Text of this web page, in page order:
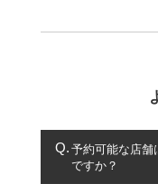
予約可能な店舗
ですか？